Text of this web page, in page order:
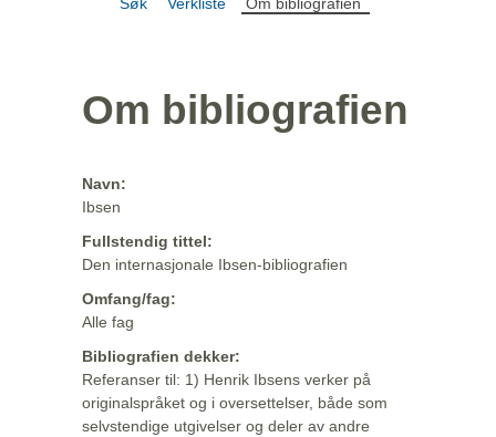
Om bibliografien
Navn:
Ibsen
Fullstendig tittel:
Den internasjonale Ibsen-bibliografien
Omfang/fag:
Alle fag
Bibliografien dekker:
Referanser til: 1) Henrik Ibsens verker på
originalspråket og i oversettelser, både som
selvstendige utgivelser og deler av andre